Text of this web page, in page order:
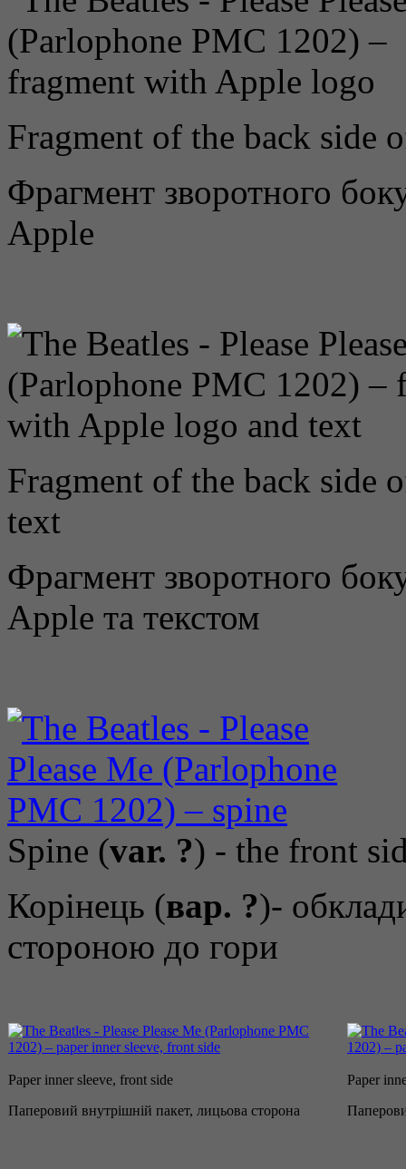
Fragment of the back side
Фрагмент зворотного
Apple
Fragment of the back side
text
Фрагмент зворотного
Apple та текстом
Spine (var. ?) - the front
Корінець (вар. ?)-
стороною до гори
Paper inner sleeve, front side
Паперовий внутрішній пакет, лицьова сторона
Paper